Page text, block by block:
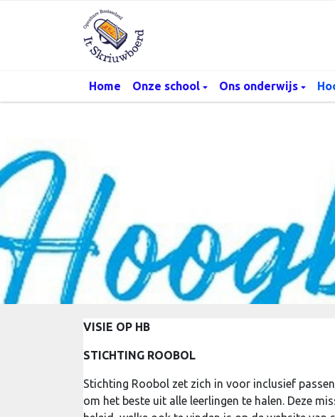
Home Onze school Ons onderwijs
VISIE OP HB
STICHTING ROOBOL
Stichting Roobol zet zich in voor inclusief
om het beste uit alle leerlingen te halen. Deze